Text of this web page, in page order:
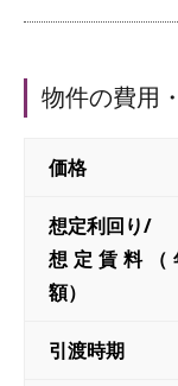
物件の費用
価格
想定利回り/
想定賃料（
額）
引渡時期